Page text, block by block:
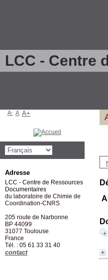
LCC - Centre
A- A A+
Adresse
LCC - Centre de Ressources
Documentaires
du laboratoire de Chimie de
Coordination-CNRS
205 route de Narbonne
BP 44099
31077 Toulouse
France
Tél. : 05 61 33 31 40
contact